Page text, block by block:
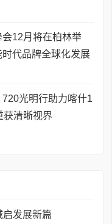
12月将在柏林举
代品牌全球化发展
光明行助力喀什1
获清晰视界
启发展新篇